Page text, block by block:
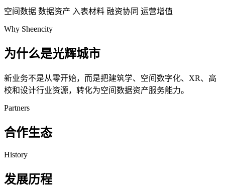
空间数据 数据资产 入表材料 融资协同 运营增值
Why Sheencity
为什么是光辉城市
新业务不是从零开始，而是把建筑学、空间数字化、XR、高
校和设计行业资源，转化为空间数据资产服务能力。
Partners
合作生态
History
发展历程